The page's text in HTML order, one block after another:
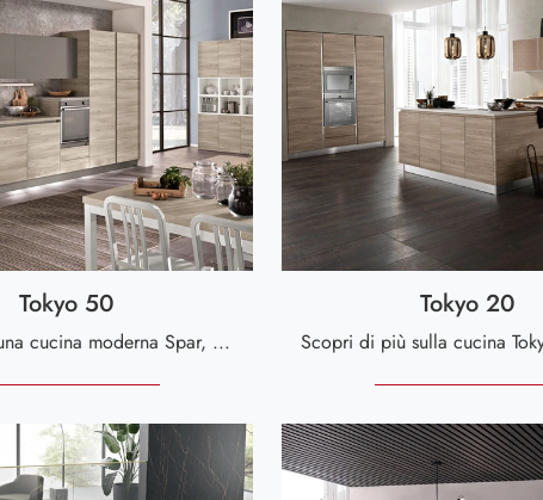
Tokyo 50
Se desideri una cucina moderna Spar, Tokyo 50 in melaminico ti sta aspettando nel nostro negozio di Cucine Moderne in linea.
Tokyo 20